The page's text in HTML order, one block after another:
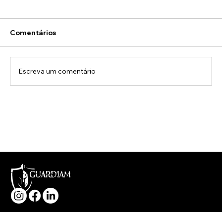
Comentários
Escreva um comentário
Tecnologia, segurança e rapidez no atendimento a sua necessidade.